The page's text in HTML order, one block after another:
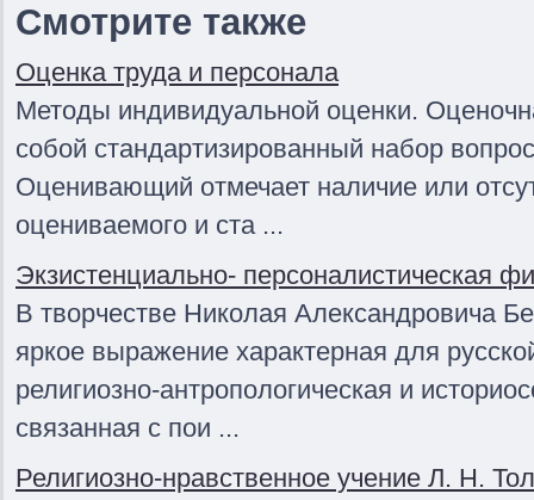
Смотрите также
Оценка труда и персонала
Методы индивидуальной оценки.
собой стандартизированный набор
Оценивающий отмечает наличие или
оцениваемого и ста ...
Экзистенциально- персоналистическая
В творчестве Николая Александровича
яркое выражение характерная для
религиозно-антропологическая и
связанная с пои ...
Религиозно-нравственное учение Л. Н.